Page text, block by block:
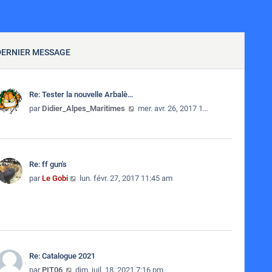
MESSAGE
Re: Tester la nouvelle Arbalè…
par Didier_Alpes_Maritimes Consulter le dernier message
mer. avr. 26, 2017 11:40 am
Re: ff gun's
par Le Gobi Consulter le dernier message
lun. févr. 27, 2017 11:45 am
Re: Catalogue 2021
par PIT06 Consulter le dernier message
dim. juil. 18, 2021 7:16 pm